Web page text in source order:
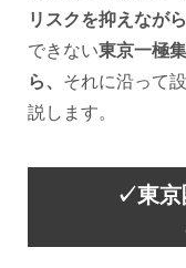
リスクを抑えなが
できない東京一極
ら、 それに沿って
説します。
✓東京